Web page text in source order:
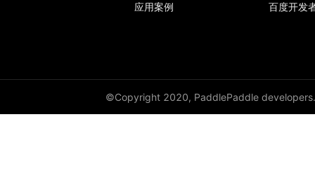
应用案例 百度开发
©Copyright 2020, PaddlePaddle developers.